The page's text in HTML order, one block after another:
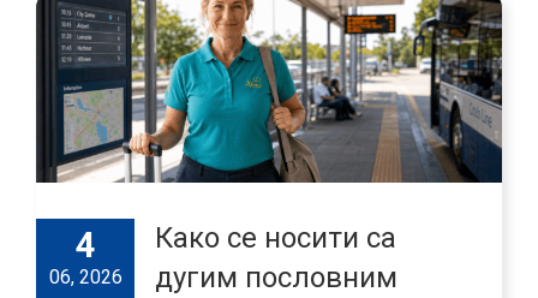
4
06, 2026
Како се носити са
дугим пословним